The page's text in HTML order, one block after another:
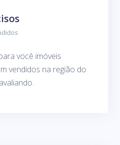
você imóveis
vendidos na região do